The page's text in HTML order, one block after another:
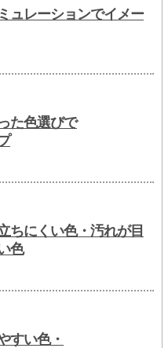
ュレーションでイメー
た色選びで
ちにくい色・汚れが目
色
すい色・